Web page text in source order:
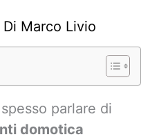
Di Marco Livio
parlare di
domotica